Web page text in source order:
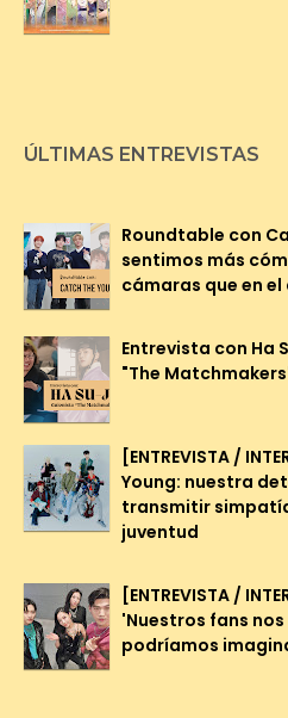
ÚLTIMAS ENTREVISTAS
Roundtable con
sentimos más
cámaras que en
Entrevista con Ha
"The
[ENTREVISTA /
Young: nuestra
transmitir
juventud
[ENTREVISTA /
'Nuestros fans
podríamos